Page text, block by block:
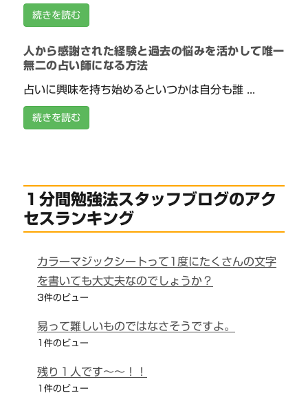
続きを読む
人から感謝された経験と過去の悩みを活かして唯一
無二の占い師になる方法
占いに興味を持ち始めるといつかは自分も誰 ...
続きを読む
１分間勉強法スタッフブログのアク
セスランキング
カラーマジックシートって1度にたくさんの文字
を書いても大丈夫なのでしょうか？
3件のビュー
易って難しいものではなさそうですよ。
1件のビュー
残り１人です～～！！
1件のビュー